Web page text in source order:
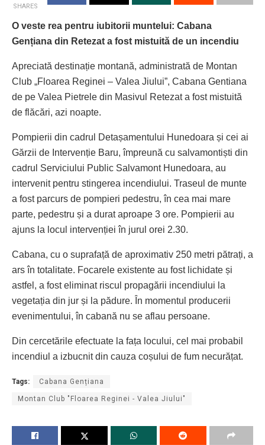
SHARES
O veste rea pentru iubitorii muntelui: Cabana
Gențiana din Retezat a fost mistuită de un incendiu
Apreciată destinație montană, administrată de Montan
Club „Floarea Reginei – Valea Jiului”, Cabana Gentiana
de pe Valea Pietrele din Masivul Retezat a fost mistuită
de flăcări, azi noapte.
Pompierii din cadrul Detașamentului Hunedoara și cei ai
Gărzii de Intervenție Baru, împreună cu salvamontiști din
cadrul Serviciului Public Salvamont Hunedoara, au
intervenit pentru stingerea incendiului. Traseul de munte
a fost parcurs de pompieri pedestru, în cea mai mare
parte, pedestru și a durat aproape 3 ore. Pompierii au
ajuns la locul intervenției în jurul orei 2.30.
Cabana, cu o suprafață de aproximativ 250 metri pătrați, a
ars în totalitate. Focarele existente au fost lichidate și
astfel, a fost eliminat riscul propagării incendiului la
vegetația din jur și la pădure. În momentul producerii
evenimentului, în cabană nu se aflau persoane.
Din cercetările efectuate la fața locului, cel mai probabil
incendiul a izbucnit din cauza coșului de fum necurățat.
Tags: Cabana Gențiana
Montan Club "Floarea Reginei - Valea Jiului"